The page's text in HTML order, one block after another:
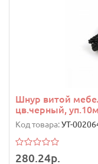
Шнур витой
цв.черный, уп.10м
Код товара:УТ-
280.24р.